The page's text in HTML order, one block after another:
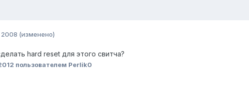
2008 (изменено)
hard reset для этого свитча?
пользователем Perlik0